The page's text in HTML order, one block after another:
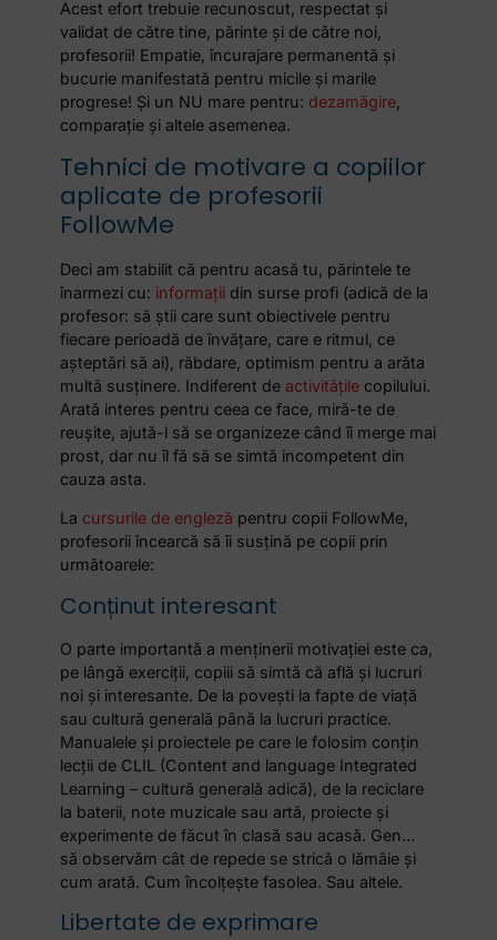
Acest efort trebuie recunoscut, respectat și
validat de către tine, părinte și de către noi,
profesorii! Empatie, încurajare permanentă și
bucurie manifestată pentru micile și marile
progrese! Și un NU mare pentru: dezamăgire,
comparație și altele asemenea.
Tehnici de motivare a copiilor
aplicate de profesorii
FollowMe
Deci am stabilit că pentru acasă tu, părintele te
înarmezi cu: informații din surse profi (adică de la
profesor: să știi care sunt obiectivele pentru
fiecare perioadă de învățare, care e ritmul, ce
așteptări să ai), răbdare, optimism pentru a arăta
multă susținere. Indiferent de activitățile copilului.
Arată interes pentru ceea ce face, miră-te de
reușite, ajută-l să se organizeze când îi merge mai
prost, dar nu îl fă să se simtă incompetent din
cauza asta.
La cursurile de engleză pentru copii FollowMe,
profesorii încearcă să îi susțină pe copii prin
următoarele:
Conținut interesant
O parte importantă a menținerii motivației este ca,
pe lângă exerciții, copiii să simtă că află și lucruri
noi și interesante. De la povești la fapte de viață
sau cultură generală până la lucruri practice.
Manualele și proiectele pe care le folosim conțin
lecții de CLIL (Content and language Integrated
Learning – cultură generală adică), de la reciclare
la baterii, note muzicale sau artă, proiecte și
experimente de făcut în clasă sau acasă. Gen…
să observăm cât de repede se strică o lămâie și
cum arată. Cum încolțește fasolea. Sau altele.
Libertate de exprimare